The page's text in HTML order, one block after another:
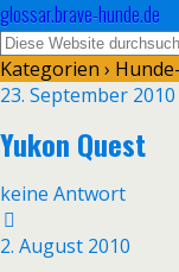
glossar.brave-hunde.de
Kategorien ›
23. September 2010
Yukon Quest
keine Antwort
2. August 2010